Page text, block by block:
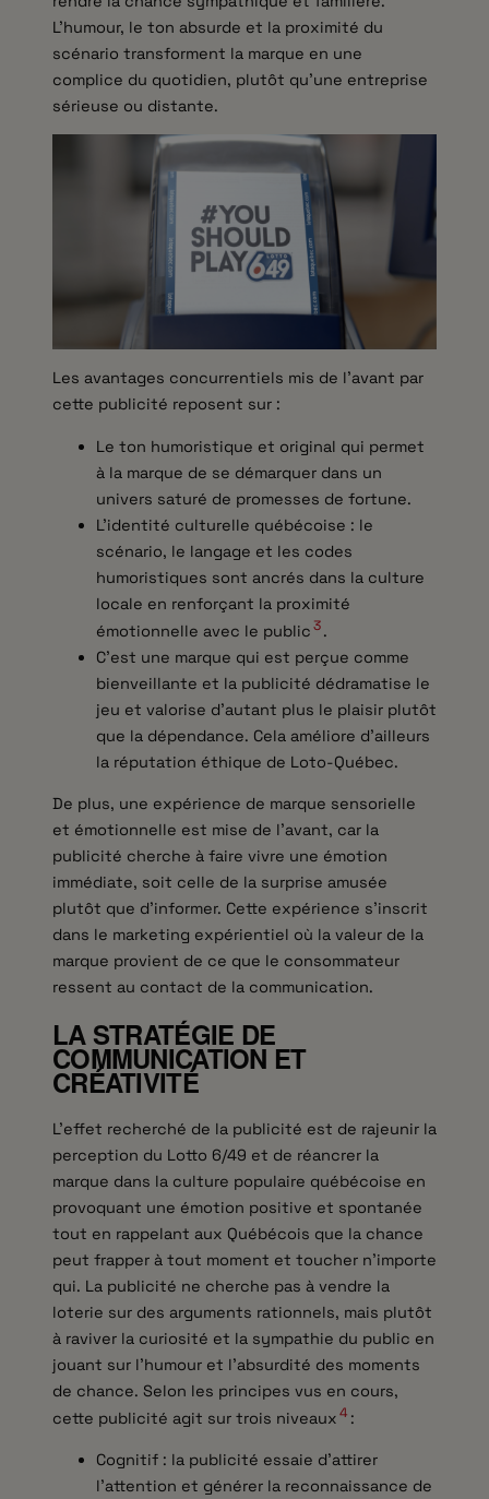
L’humour, le ton absurde et la proximité du
scénario transforment la marque en une
complice du quotidien, plutôt qu’une entreprise
sérieuse ou distante.
Les avantages concurrentiels mis de l’avant par
cette publicité reposent sur :
Le ton humoristique et original qui permet
à la marque de se démarquer dans un
univers saturé de promesses de fortune.
L’identité culturelle québécoise : le
scénario, le langage et les codes
humoristiques sont ancrés dans la culture
locale en renforçant la proximité
émotionnelle avec le public3.
C’est une marque qui est perçue comme
bienveillante et la publicité dédramatise le
jeu et valorise d’autant plus le plaisir plutôt
que la dépendance. Cela améliore d’ailleurs
la réputation éthique de Loto-Québec.
De plus, une expérience de marque sensorielle
et émotionnelle est mise de l’avant, car la
publicité cherche à faire vivre une émotion
immédiate, soit celle de la surprise amusée
plutôt que d’informer. Cette expérience s’inscrit
dans le marketing expérientiel où la valeur de la
marque provient de ce que le consommateur
ressent au contact de la communication.
LA STRATÉGIE DE
COMMUNICATION ET
CRÉATIVITÉ
L’effet recherché de la publicité est de rajeunir la
perception du Lotto 6/49 et de réancrer la
marque dans la culture populaire québécoise en
provoquant une émotion positive et spontanée
tout en rappelant aux Québécois que la chance
peut frapper à tout moment et toucher n’importe
qui. La publicité ne cherche pas à vendre la
loterie sur des arguments rationnels, mais plutôt
à raviver la curiosité et la sympathie du public en
jouant sur l’humour et l’absurdité des moments
de chance. Selon les principes vus en cours,
cette publicité agit sur trois niveaux4 :
Cognitif : la publicité essaie d’attirer
l’attention et générer la reconnaissance de